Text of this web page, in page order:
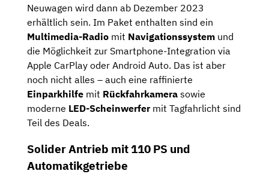
Neuwagen wird dann ab Dezember 2023
erhältlich sein. Im Paket enthalten sind ein
Multimedia-Radio mit Navigationssystem und
die Möglichkeit zur Smartphone-Integration via
Apple CarPlay oder Android Auto. Das ist aber
noch nicht alles – auch eine raffinierte
Einparkhilfe mit Rückfahrkamera sowie
moderne LED-Scheinwerfermit Tagfahrlicht sind
Teil des Deals.
Solider Antrieb mit 110 PS und
Automatikgetriebe